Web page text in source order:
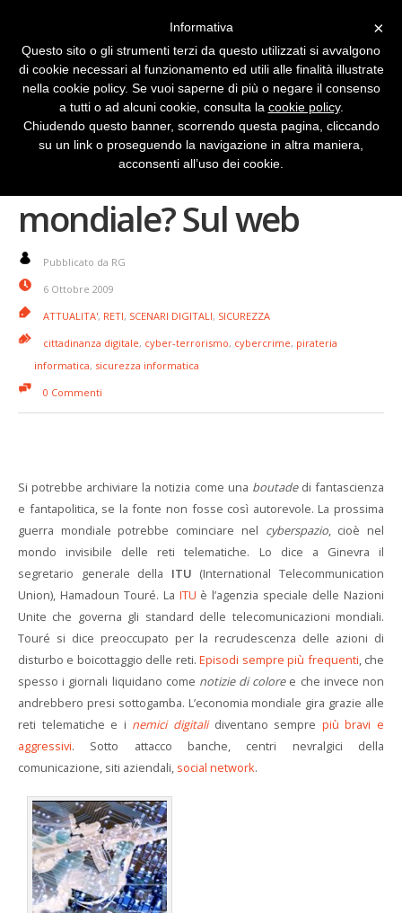
La prossima guerra
mondiale? Sul web
Pubblicato da RG
6 Ottobre 2009
ATTUALITA', RETI, SCENARI DIGITALI, SICUREZZA
cittadinanza digitale, cyber-terrorismo, cybercrime, pirateria
informatica, sicurezza informatica
0 Commenti
Si potrebbe archiviare la notizia come una boutadedi fantascienza
e fantapolitica, se la fonte non fosse così autorevole. La prossima
guerra mondiale potrebbe cominciare nel cyberspazio, cioè nel
mondo invisibile delle reti telematiche. Lo dice a Ginevra il
segretario generale della ITU (International Telecommunication
Union), Hamadoun Touré. La ITU è l’agenzia speciale delle Nazioni
Unite che governa gli standard delle telecomunicazioni mondiali.
Touré si dice preoccupato per la recrudescenza delle azioni di
disturbo e boicottaggio delle reti.Episodi sempre più frequenti, che
spesso i giornali liquidano come notizie di coloree che invece non
andrebbero presi sottogamba. L’economia mondiale gira grazie alle
reti telematiche e i nemici digitalidiventano sempre più bravi e
aggressivi. Sotto attacco banche, centri nevralgici della
comunicazione, siti aziendali, social network.
×
Informativa
Questo sito o gli strumenti terzi da questo utilizzati si avvalgono
di cookie necessari al funzionamento ed utili alle finalità illustrate
nella cookie policy. Se vuoi saperne di più o negare il consenso
a tutti o ad alcuni cookie, consulta la cookie policy.
Chiudendo questo banner, scorrendo questa pagina, cliccando
su un link o proseguendo la navigazione in altra maniera,
acconsenti all’uso dei cookie.